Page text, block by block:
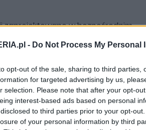
- Do Not Process My Personal
opt-out of the sale, sharing to third parties,
for targeted advertising by us,
selection. Please note that after your opt-
interest-based ads based on personal
to third parties prior to your opt-
of your personal information by third
zaprojektowano w bezpośrednim
specjalnym, opalizującym
którego odcień inspirowany był
tylnymi siedzeniami
wykonany metodą intarsji.
180 fragmentów naturalnego
zastosowania sztucznych